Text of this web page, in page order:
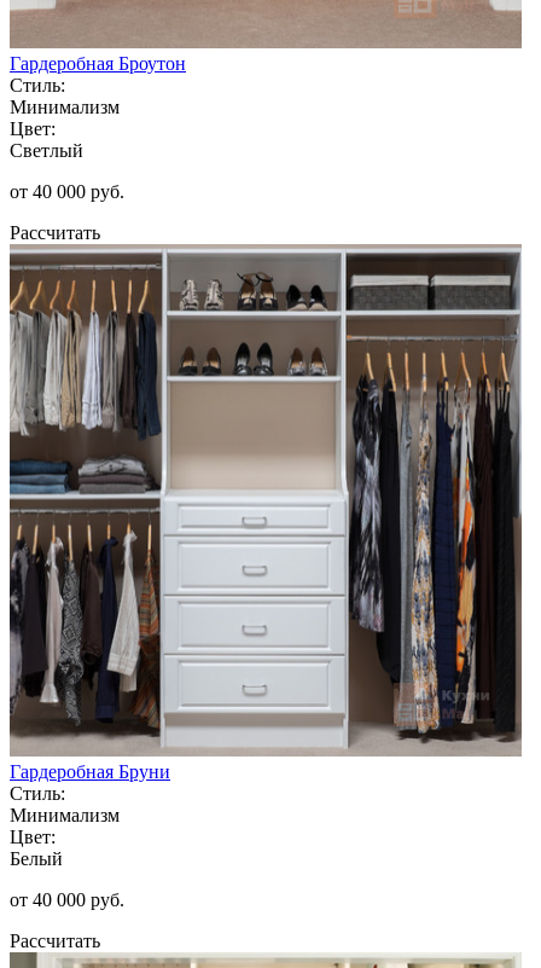
Гардеробная Броутон
Стиль:
Минимализм
Цвет:
Светлый
от 40 000 руб.
Рассчитать
Гардеробная Бруни
Стиль:
Минимализм
Цвет:
Белый
от 40 000 руб.
Рассчитать